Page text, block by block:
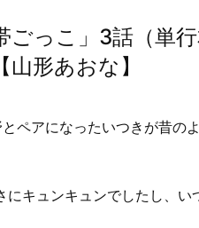
ごっこ」3話（単
山形あおな】
ペアになったいつきが昔の
にキュンキュンでしたし、い